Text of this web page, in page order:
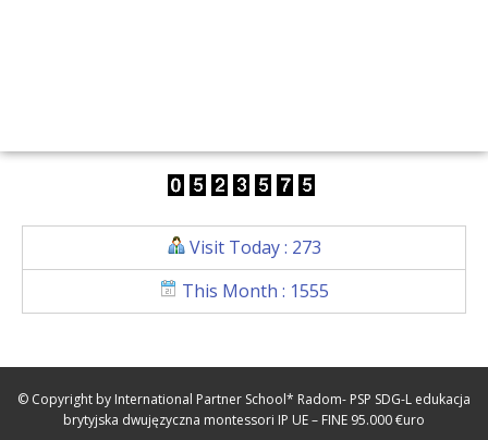
Visit Today : 273
This Month : 1555
© Copyright by International Partner School* Radom- PSP SDG-L edukacja
brytyjska dwujęzyczna montessori IP UE – FINE 95.000 €uro